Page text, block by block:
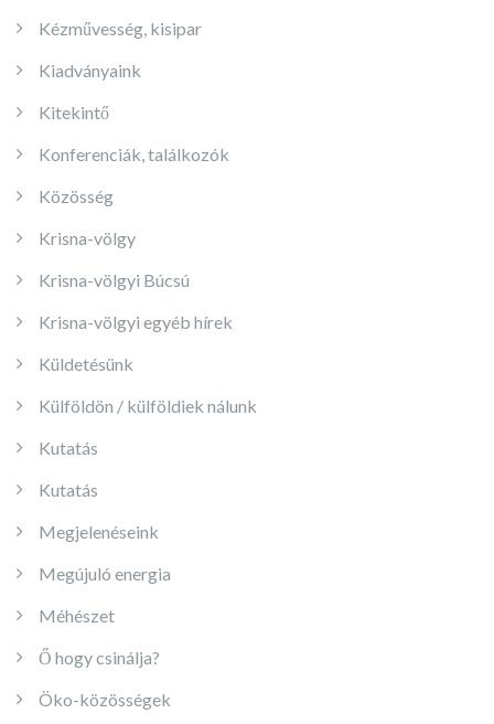
Kézművesség, kisipar
Kiadványaink
Kitekintő
Konferenciák, találkozók
Közösség
Krisna-völgy
Krisna-völgyi Búcsú
Krisna-völgyi egyéb hírek
Küldetésünk
Külföldön / külföldiek nálunk
Kutatás
Kutatás
Megjelenéseink
Megújuló energia
Méhészet
Ő hogy csinálja?
Öko-közösségek